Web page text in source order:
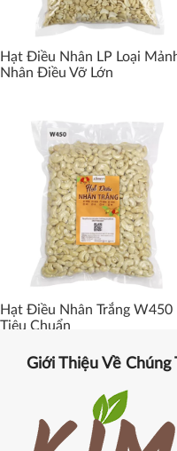
Hạt Điều Nhân LP Loại
Nhân Điều Vỡ Lớn
Hạt Điều Nhân Trắng W450
Tiêu Chuẩn
Giới Thiệu Về Chúng